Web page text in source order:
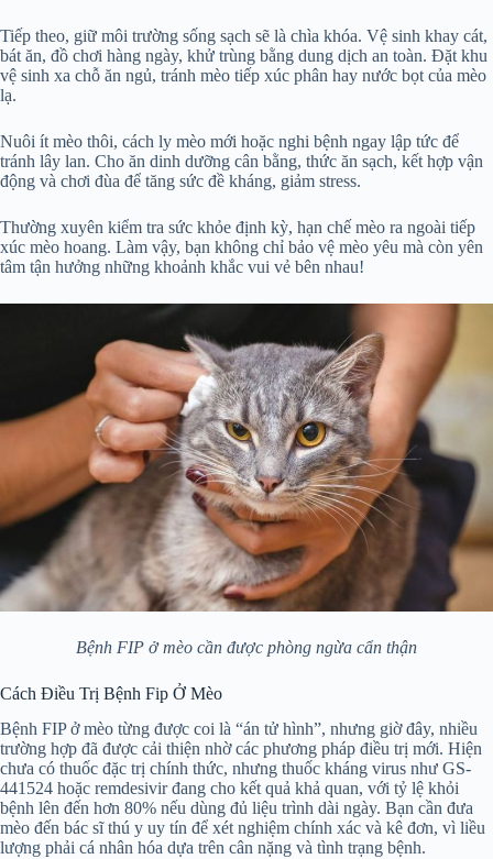
Tiếp theo, giữ môi trường sống sạch sẽ là chìa khóa. Vệ sinh khay cát,
bát ăn, đồ chơi hàng ngày, khử trùng bằng dung dịch an toàn. Đặt khu
vệ sinh xa chỗ ăn ngủ, tránh mèo tiếp xúc phân hay nước bọt của mèo
lạ.
Nuôi ít mèo thôi, cách ly mèo mới hoặc nghi bệnh ngay lập tức để
tránh lây lan. Cho ăn dinh dưỡng cân bằng, thức ăn sạch, kết hợp vận
động và chơi đùa để tăng sức đề kháng, giảm stress.
Thường xuyên kiểm tra sức khỏe định kỳ, hạn chế mèo ra ngoài tiếp
xúc mèo hoang. Làm vậy, bạn không chỉ bảo vệ mèo yêu mà còn yên
tâm tận hưởng những khoảnh khắc vui vẻ bên nhau!
Bệnh FIP ở mèo cần được phòng ngừa cẩn thận
Cách Điều Trị Bệnh Fip Ở Mèo
Bệnh FIP ở mèo từng được coi là “án tử hình”, nhưng giờ đây, nhiều
trường hợp đã được cải thiện nhờ các phương pháp điều trị mới. Hiện
chưa có thuốc đặc trị chính thức, nhưng thuốc kháng virus như GS-
441524 hoặc remdesivir đang cho kết quả khả quan, với tỷ lệ khỏi
bệnh lên đến hơn 80% nếu dùng đủ liệu trình dài ngày. Bạn cần đưa
mèo đến bác sĩ thú y uy tín để xét nghiệm chính xác và kê đơn, vì liều
lượng phải cá nhân hóa dựa trên cân nặng và tình trạng bệnh.